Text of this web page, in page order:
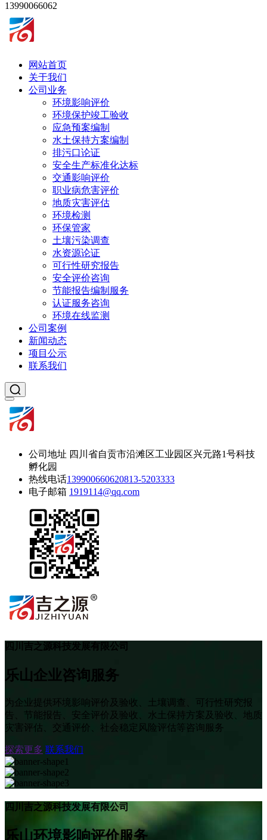
13990066062
网站首页
关于我们
公司业务
环境影响评价
环境保护竣工验收
应急预案编制
水土保持方案编制
排污口论证
安全生产标准化达标
交通影响评价
职业病危害评价
地质灾害评估
环境检测
环保管家
土壤污染调查
水资源论证
可行性研究报告
安全评价咨询
节能报告编制服务
认证服务咨询
环境在线监测
公司案例
新闻动态
项目公示
联系我们
公司地址 四川省自贡市沿滩区工业园区兴元路1号科技
孵化园
热线电话139900660620813-5203333
电子邮箱 1919114@qq.com
四川吉之源科技发展有限公司
乐山企业咨询服务
为企业提供环境影响评价及验收、土壤调查、可行性研究报
告、节能报告、安全评价及验收、水土保持方案及验收、地质
灾害评估、交通评价、社会稳定风险评估等咨询服务
探索更多 联系我们
四川吉之源科技发展有限公司
乐山环境影响评价服务